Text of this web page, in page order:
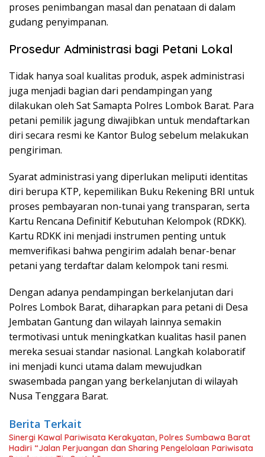
proses penimbangan masal dan penataan di dalam
gudang penyimpanan.
Prosedur Administrasi bagi Petani Lokal
Tidak hanya soal kualitas produk, aspek administrasi
juga menjadi bagian dari pendampingan yang
dilakukan oleh Sat Samapta Polres Lombok Barat. Para
petani pemilik jagung diwajibkan untuk mendaftarkan
diri secara resmi ke Kantor Bulog sebelum melakukan
pengiriman.
Syarat administrasi yang diperlukan meliputi identitas
diri berupa KTP, kepemilikan Buku Rekening BRI untuk
proses pembayaran non-tunai yang transparan, serta
Kartu Rencana Definitif Kebutuhan Kelompok (RDKK).
Kartu RDKK ini menjadi instrumen penting untuk
memverifikasi bahwa pengirim adalah benar-benar
petani yang terdaftar dalam kelompok tani resmi.
Dengan adanya pendampingan berkelanjutan dari
Polres Lombok Barat, diharapkan para petani di Desa
Jembatan Gantung dan wilayah lainnya semakin
termotivasi untuk meningkatkan kualitas hasil panen
mereka sesuai standar nasional. Langkah kolaboratif
ini menjadi kunci utama dalam mewujudkan
swasembada pangan yang berkelanjutan di wilayah
Nusa Tenggara Barat.
Berita Terkait
Sinergi Kawal Pariwisata Kerakyatan, Polres Sumbawa Barat
Hadiri “Jalan Perjuangan dan Sharing Pengelolaan Pariwisata